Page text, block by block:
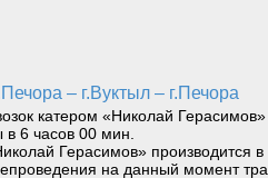
– г.Вуктыл – г.Печора
катером «Николай Герасимов»
6 часов 00 мин.
Герасимов» производится
на данный момент